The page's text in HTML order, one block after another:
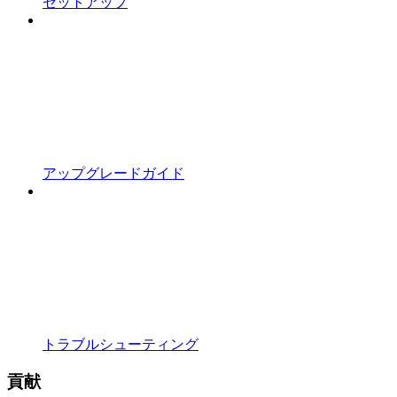
アップグレードガイド
トラブルシューティング
貢献